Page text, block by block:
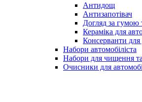
Антидощ
Антизапотівач
Догляд за гумою
Кераміка для
Консерванти для
Набори автомобіліста
Набори для чищення
Очисники для